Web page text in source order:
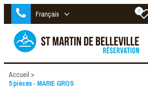
Français 0
Accueil >
5 pièces - MARIE GROS